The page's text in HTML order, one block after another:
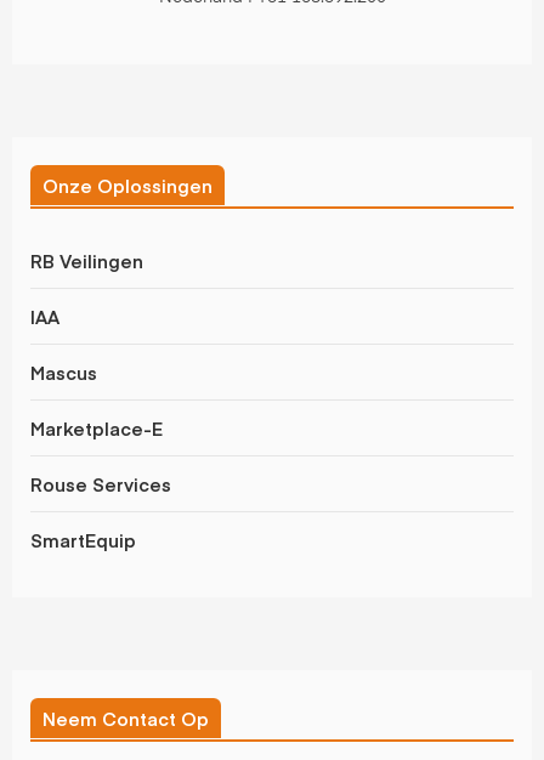
Onze Oplossingen
RB Veilingen
IAA
Mascus
Marketplace-E
Rouse Services
SmartEquip
Neem Contact Op